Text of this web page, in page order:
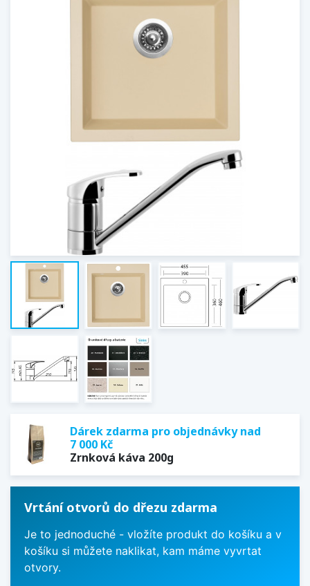
Dárek zdarma pro objednávky nad
7 000 Kč
Zrnková káva 200g
Vrtání otvorů do dřezu zdarma
Je to jednoduché - vložíte produkt do košíku a v
košíku si můžete naklikat, kam máme vyvrtat
otvory.